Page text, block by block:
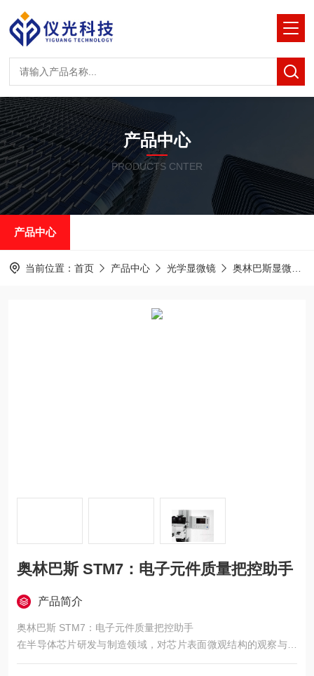
产品中心
PRODUCTS CNTER
产品中心
当前位置： 首页 产品中心 光学显微镜 奥林巴斯显微镜
奥林巴斯 STM7：电子元件质量把控助手
产品简介
奥林巴斯 STM7：电子元件质量把控助手
在半导体芯片研发与制造领域，对芯片表面微观结构的观察与分
析是保障产品质量的关键环节，奥林巴斯 OLS5100 激光共聚焦